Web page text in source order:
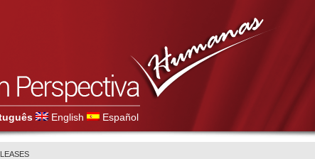
English Español